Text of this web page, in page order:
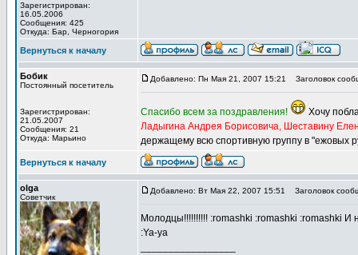
Зарегистрирован:
16.05.2006
Сообщения: 425
Откуда: Бар, Черногория
Вернуться к началу
Бобик
Постоянный посетитель
Зарегистрирован:
21.05.2007
Сообщения: 21
Откуда: Марьино
Добавлено: Пн Мая 21, 2007 15:21 Заголовок
Спасибо всем за поздравления!
Хочу
Ладыгина Андрея Борисовича, Шеставину
держащему всю спортивную группу в "ежовых
Вернуться к началу
olga
Советчик
Добавлено: Вт Мая 22, 2007 15:51 Заголовок
Молодцы!!!!!!!!!! :romashki :romashki :romashki И
:Ya-ya